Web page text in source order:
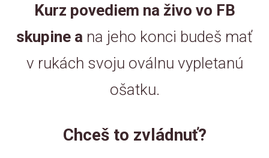
Kurz povediem na živo vo FB
skupine a na jeho konci budeš mať
v rukách svoju oválnu vypletanú
ošatku.
Chceš to zvládnuť?